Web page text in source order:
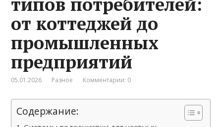
от коттеджей до
промышленных
предприятий
05.01.2026 Разное Комментарии: 0
Содержание: